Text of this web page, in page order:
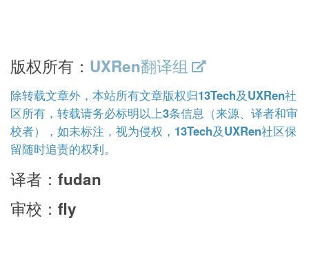
版权所有： UXRen翻译组
除转载文章外，本站所有文章版权归13Tech及UXRen社
区所有，转载请务必标明以上3条信息（来源、译者和审
校者），如未标注，视为侵权，13Tech及UXRen社区保
留随时追责的权利。
译者：fudan
审校：fly